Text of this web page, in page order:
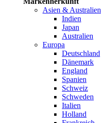
Asien & Australien
Indien
Japan
Australien
Europa
Deutschland
Dänemark
England
Spanien
Schweiz
Schweden
Italien
Holland